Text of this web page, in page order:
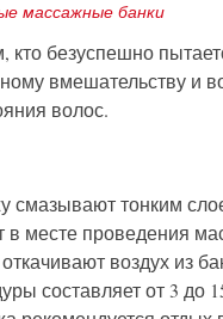
массажные банки
кто безуспешно
вмешательству и
волос.
смазывают тонким
в месте проведения
воздух из
составляет от 3 до